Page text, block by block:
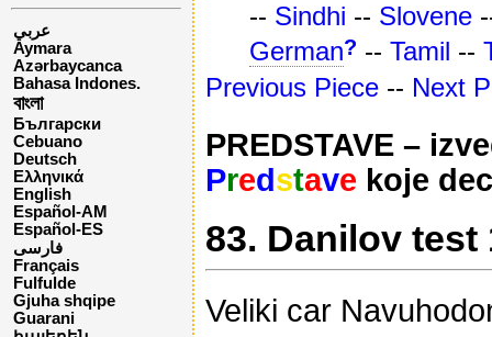
عربي
Aymara
Azərbaycanca
Bahasa Indones.
বাংলা
Български
Cebuano
Deutsch
Ελληνικά
English
Español-AM
Español-ES
فارسی
Français
Fulfulde
Gjuha shqipe
Guarani
-- Sindhi -- Slovene
German? -- Tamil --
Previous Piece -- Next
PREDSTAVE –
Predstave koje
83. Danilov test
Veliki car